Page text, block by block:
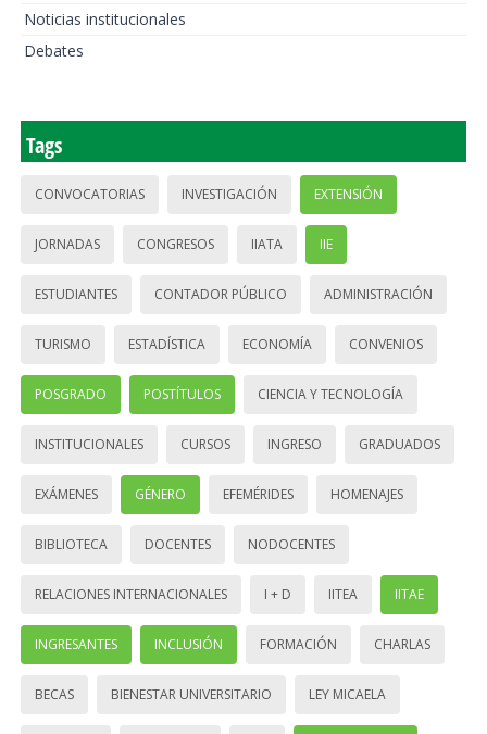
Noticias institucionales
Debates
Tags
CONVOCATORIAS INVESTIGACIÓN EXTENSIÓN
JORNADAS CONGRESOS IIATA IIE
ESTUDIANTES CONTADOR PÚBLICO ADMINISTRACIÓN
TURISMO ESTADÍSTICA ECONOMÍA CONVENIOS
POSGRADO POSTÍTULOS CIENCIA Y TECNOLOGÍA
INSTITUCIONALES CURSOS INGRESO GRADUADOS
EXÁMENES GÉNERO EFEMÉRIDES HOMENAJES
BIBLIOTECA DOCENTES NODOCENTES
RELACIONES INTERNACIONALES I + D IITEA IITAE
INGRESANTES INCLUSIÓN FORMACIÓN CHARLAS
BECAS BIENESTAR UNIVERSITARIO LEY MICAELA